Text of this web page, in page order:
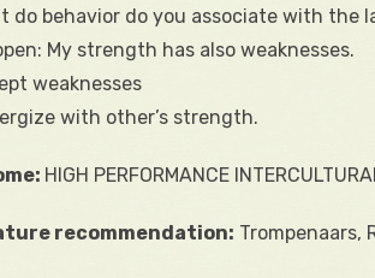
do behavior do you associate with the
My strength has also weaknesses.
weaknesses
with other’s strength.
HIGH PERFORMANCE
recommendation: Trompenaars,